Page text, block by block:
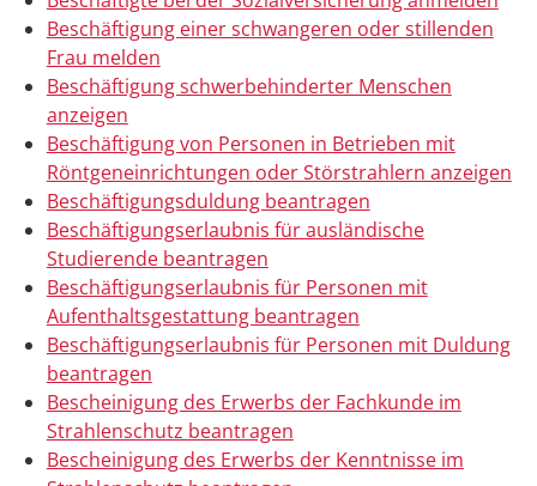
Beschäftigung einer schwangeren oder stillenden
Frau melden
Beschäftigung schwerbehinderter Menschen
anzeigen
Beschäftigung von Personen in Betrieben mit
Röntgeneinrichtungen oder Störstrahlern anzeigen
Beschäftigungsduldung beantragen
Beschäftigungserlaubnis für ausländische
Studierende beantragen
Beschäftigungserlaubnis für Personen mit
Aufenthaltsgestattung beantragen
Beschäftigungserlaubnis für Personen mit Duldung
beantragen
Bescheinigung des Erwerbs der Fachkunde im
Strahlenschutz beantragen
Bescheinigung des Erwerbs der Kenntnisse im